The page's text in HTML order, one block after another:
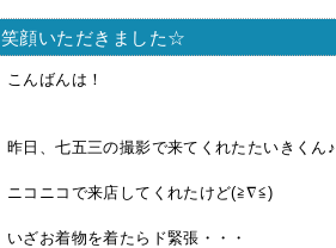
笑顔いただきました☆
こんばんは！
昨日、七五三の撮影で来てくれたたいきくん♪
ニコニコで来店してくれたけど(≧∇≦)
いざお着物を着たらド緊張・・・